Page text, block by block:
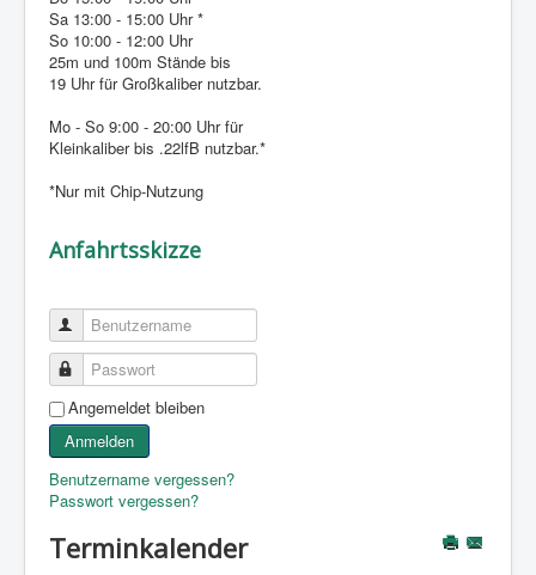
Sa 13:00 - 15:00 Uhr *
So 10:00 - 12:00 Uhr
25m und 100m Stände bis
19 Uhr für Großkaliber nutzbar.
Mo - So 9:00 - 20:00 Uhr für
Kleinkaliber bis .22lfB nutzbar.*
*Nur mit Chip-Nutzung
Anfahrtsskizze
Benutzername
Passwort
Angemeldet bleiben
Anmelden
Benutzername vergessen?
Passwort vergessen?
Terminkalender